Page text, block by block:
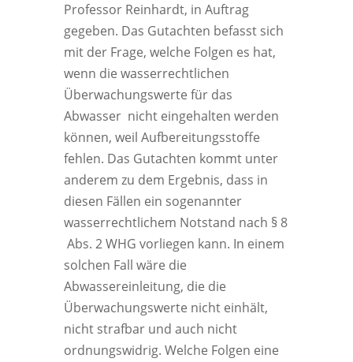
Professor Reinhardt, in Auftrag
gegeben. Das Gutachten befasst sich
mit der Frage, welche Folgen es hat,
wenn die wasserrechtlichen
Überwachungswerte für das
Abwasser nicht eingehalten werden
können, weil Aufbereitungsstoffe
fehlen. Das Gutachten kommt unter
anderem zu dem Ergebnis, dass in
diesen Fällen ein sogenannter
wasserrechtlichem Notstand nach § 8
Abs. 2 WHG vorliegen kann. In einem
solchen Fall wäre die
Abwassereinleitung, die die
Überwachungswerte nicht einhält,
nicht strafbar und auch nicht
ordnungswidrig. Welche Folgen eine